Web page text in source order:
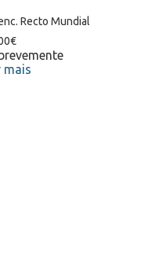
Recto Mundial
€
mais